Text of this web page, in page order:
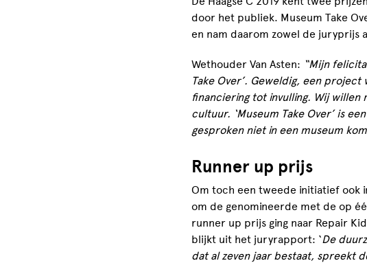
door het publiek. Museum Take
en nam daarom zowel de juryprijs
Wethouder Van Asten: “Mijn
Take Over’. Geweldig, een
financiering tot invulling. Wij willen
cultuur. ‘Museum Take Over’ is
gesproken niet in een museum
Runner up prijs
Om toch een tweede initiatief ook
om de genomineerde met de op
runner up prijs ging naar Repair
blijkt uit het juryrapport: ‘De
dat al zeven jaar bestaat, spreekt